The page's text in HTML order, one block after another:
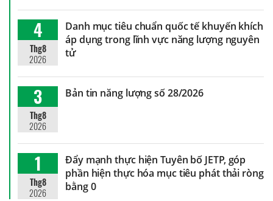
4
Thg8
2026
Danh mục tiêu chuẩn quốc tế khuyến khích
áp dụng trong lĩnh vực năng lượng nguyên
tử
3
Thg8
2026
Bản tin năng lượng số 28/2026
1
Thg8
2026
Đẩy mạnh thực hiện Tuyên bố JETP, góp
phần hiện thực hóa mục tiêu phát thải ròng
bằng 0